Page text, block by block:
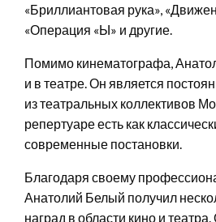
«Бриллиантовая рука»,
«Операция «Ы» и другие.
Помимо кинематографа,
и в театре. Он является
из театральных коллективов
репертуаре есть как
современные постановки.
Благодаря своему
Анатолий Белый получил
наград в области кино и